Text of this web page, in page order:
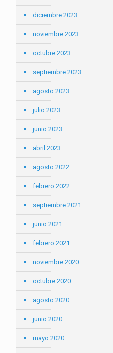
diciembre 2023
noviembre 2023
octubre 2023
septiembre 2023
agosto 2023
julio 2023
junio 2023
abril 2023
agosto 2022
febrero 2022
septiembre 2021
junio 2021
febrero 2021
noviembre 2020
octubre 2020
agosto 2020
junio 2020
mayo 2020